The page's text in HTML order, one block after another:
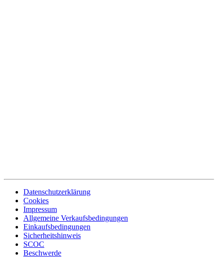
Datenschutzerklärung
Cookies
Impressum
Allgemeine Verkaufsbedingungen
Einkaufsbedingungen
Sicherheitshinweis
SCOC
Beschwerde